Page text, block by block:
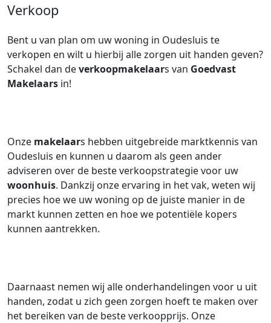
Verkoop
Bent u van plan om uw woning in Oudesluis te
verkopen en wilt u hierbij alle zorgen uit handen geven?
Schakel dan deverkoopmakelaars van Goedvast
Makelaars in!
Onze makelaars hebben uitgebreide marktkennis van
Oudesluis en kunnen u daarom als geen ander
adviseren over de beste verkoopstrategie voor uw
woonhuis. Dankzij onze ervaring in het vak, weten wij
precies hoe we uw woning op de juiste manier in de
markt kunnen zetten en hoe we potentiële kopers
kunnen aantrekken.
Daarnaast nemen wij alle onderhandelingen voor u uit
handen, zodat u zich geen zorgen hoeft te maken over
het bereiken van de beste verkoopprijs. Onze